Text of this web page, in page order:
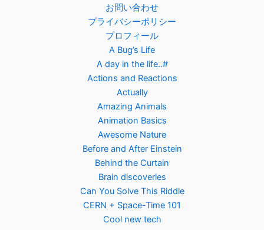
お問い合わせ
プライバシーポリシー
プロフィール
A Bug’s Life
A day in the life..#
Actions and Reactions
Actually
Amazing Animals
Animation Basics
Awesome Nature
Before and After Einstein
Behind the Curtain
Brain discoveries
Can You Solve This Riddle
CERN + Space-Time 101
Cool new tech